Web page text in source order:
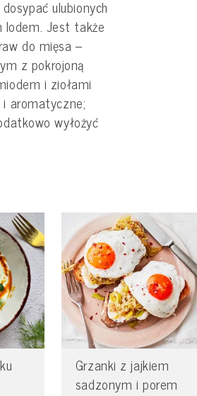
ulubionych
lodem. Jest także
do mięsa –
z pokrojoną
i ziołami
aromatyczne;
wyłożyć
Grzanki z jajkiem
sadzonym i porem